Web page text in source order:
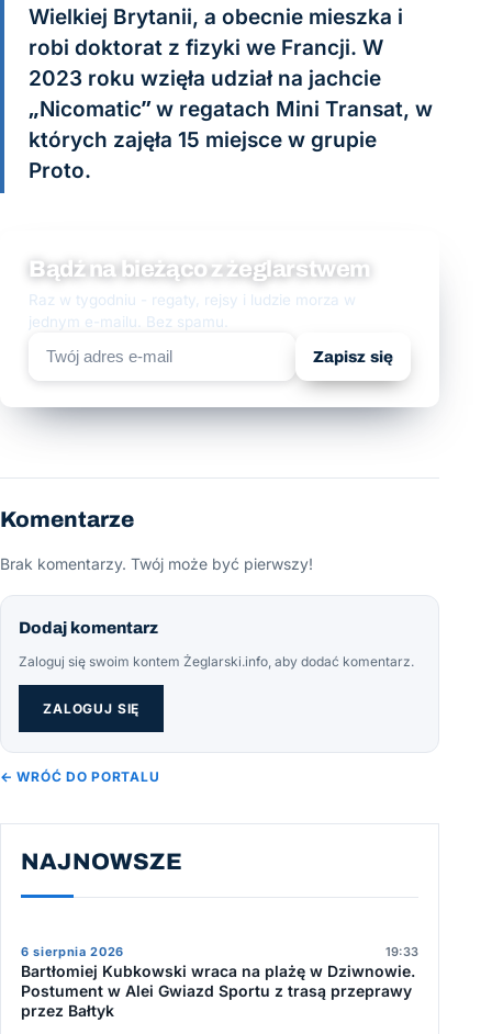
Wielkiej Brytanii, a obecnie mieszka i
robi doktorat z fizyki we Francji. W
2023 roku wzięła udział na jachcie
„Nicomatic” w regatach Mini Transat, w
których zajęła 15 miejsce w grupie
Proto.
Bądź na bieżąco z żeglarstwem
Raz w tygodniu - regaty, rejsy i ludzie morza w
jednym e-mailu. Bez spamu.
Zapisz się
Komentarze
Brak komentarzy. Twój może być pierwszy!
Dodaj komentarz
Zaloguj się swoim kontem Żeglarski.info, aby dodać komentarz.
ZALOGUJ SIĘ
← WRÓĆ DO PORTALU
NAJNOWSZE
6 sierpnia 2026 19:33
Bartłomiej Kubkowski wraca na plażę w Dziwnowie.
Postument w Alei Gwiazd Sportu z trasą przeprawy
przez Bałtyk